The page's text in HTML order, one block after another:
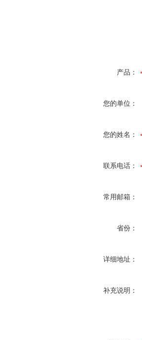
产品：
您的单位：
您的姓名：
联系电话：
常用邮箱：
省份：
详细地址：
补充说明：